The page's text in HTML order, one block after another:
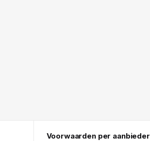
Voorwaarden per aanbieder